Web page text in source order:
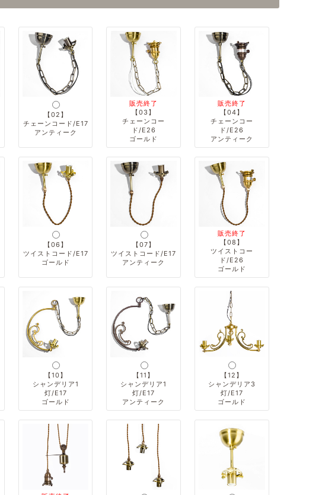
【02】
チェーンコード/E17
アンティーク
販売終了
【03】
チェーンコー
ド/E26
ゴールド
販売終了
【04】
チェーンコー
ド/E26
アンティーク
【06】
ツイストコード/E17
ゴールド
【07】
ツイストコード/E17
アンティーク
販売終了
【08】
ツイストコー
ド/E26
ゴールド
【10】
シャンデリア1
灯/E17
ゴールド
【11】
シャンデリア1
灯/E17
アンティーク
【12】
シャンデリア3
灯/E17
ゴールド